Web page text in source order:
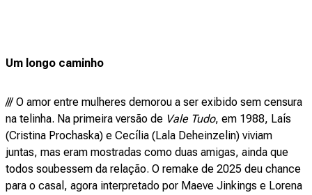
Um longo caminho
/// O amor entre mulheres demorou a ser exibido sem censura
na telinha. Na primeira versão de Vale Tudo, em 1988, Laís
(Cristina Prochaska) e Cecília (Lala Deheinzelin) viviam
juntas, mas eram mostradas como duas amigas, ainda que
todos soubessem da relação. O remake de 2025 deu chance
para o casal, agora interpretado por Maeve Jinkings e Lorena